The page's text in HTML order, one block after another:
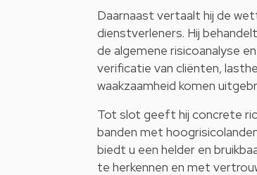
Daarnaast vertaalt hij de
dienstverleners. Hij
de algemene risicoanalyse
verificatie van cliënten,
waakzaamheid komen
Tot slot geeft hij concrete
banden met
biedt u een helder en
te herkennen en met